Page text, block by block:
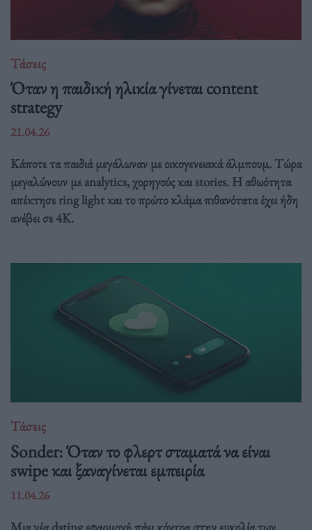
Τάσεις
Όταν η παιδική ηλικία γίνεται content
strategy
21.04.26
Κάποτε τα παιδιά μεγάλωναν με οικογενειακά άλμπουμ. Τώρα
μεγαλώνουν με analytics, χορηγούς και stories. Η αθωότητα
απέκτησε ring light και το πρώτο κλάμα πιθανότατα έχει ήδη
ανέβει σε 4K.
Τάσεις
Sonder: Όταν το φλερτ σταματά να είναι
swipe και ξαναγίνεται εμπειρία
11.04.26